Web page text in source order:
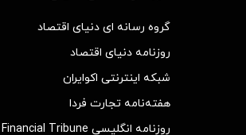
گروه رسانه ای دنیای اقتصاد
روزنامه دنیای اقتصاد
شبکه اینترنتی اکوایران
هفته‌نامه تجارت فردا
روزنامه انگلیسی Financial Tribune